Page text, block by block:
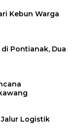
Kebun Warga
Pontianak, Dua
Logistik